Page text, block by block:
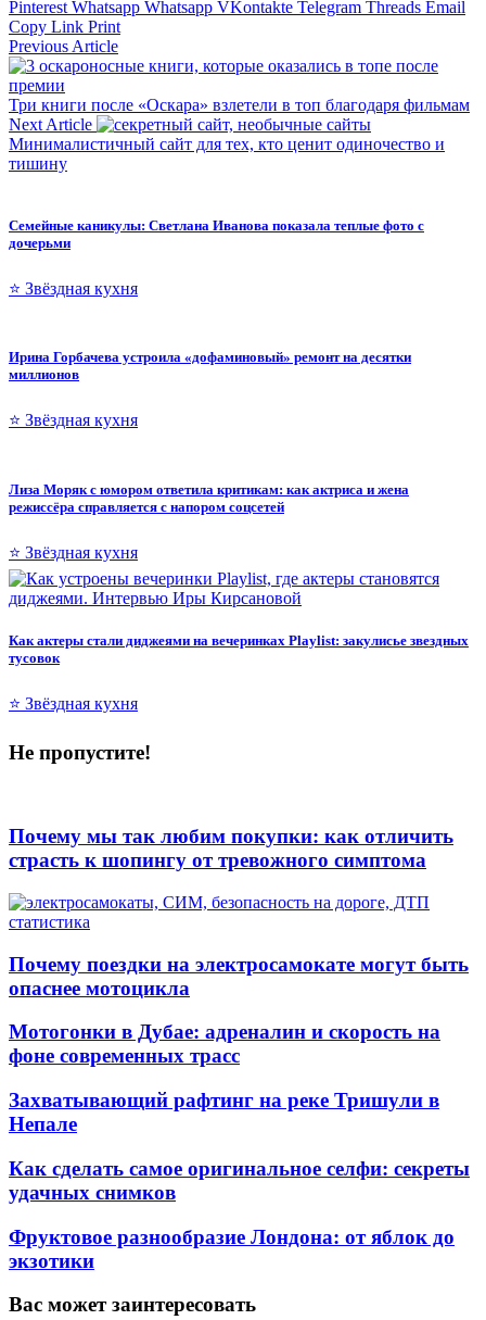
Pinterest Whatsapp Whatsapp VKontakte Telegram Threads Email
Copy Link Print
Previous Article
Три книги после «Оскара» взлетели в топ благодаря фильмам
Next Article
Минималистичный сайт для тех, кто ценит одиночество и
тишину
Семейные каникулы: Светлана Иванова показала теплые фото с
дочерьми
⭐ Звёздная кухня
Ирина Горбачева устроила «дофаминовый» ремонт на десятки
миллионов
⭐ Звёздная кухня
Лиза Моряк с юмором ответила критикам: как актриса и жена
режиссёра справляется с напором соцсетей
⭐ Звёздная кухня
Как актеры стали диджеями на вечеринках Playlist: закулисье звездных
тусовок
⭐ Звёздная кухня
Не пропустите!
Почему мы так любим покупки: как отличить
страсть к шопингу от тревожного симптома
Почему поездки на электросамокате могут быть
опаснее мотоцикла
Мотогонки в Дубае: адреналин и скорость на
фоне современных трасс
Захватывающий рафтинг на реке Тришули в
Непале
Как сделать самое оригинальное селфи: секреты
удачных снимков
Фруктовое разнообразие Лондона: от яблок до
экзотики
Вас может заинтересовать